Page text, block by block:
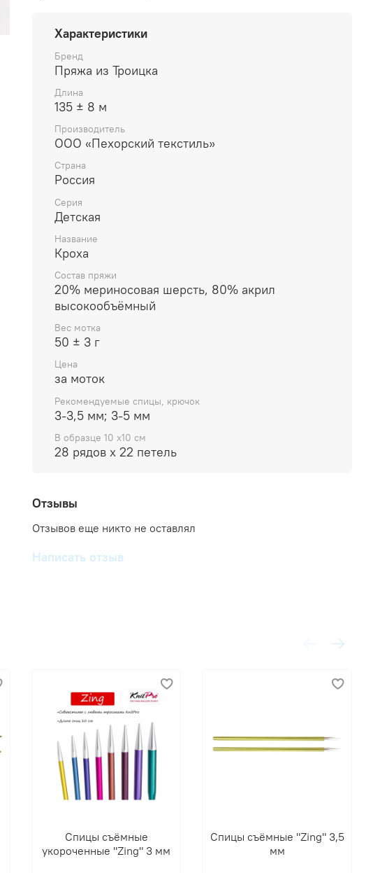
Характеристики
Бренд
Пряжа из Троицка
Длина
135 ± 8 м
Производитель
ООО «Пехорский текстиль»
Страна
Россия
Серия
Детская
Название
Кроха
Состав пряжи
20% мериносовая шерсть, 80% акрил
высокообъёмный
Вес мотка
50 ± 3 г
Цена
за моток
Рекомендуемые спицы, крючок
3-3,5 мм; 3-5 мм
В образце 10 x10 см
28 рядов х 22 петель
Отзывы
Отзывов еще никто не оставлял
Написать отзыв
Спицы съёмные
укороченные "Zing" 3 мм
Спицы съёмные "Zing" 3,5
мм